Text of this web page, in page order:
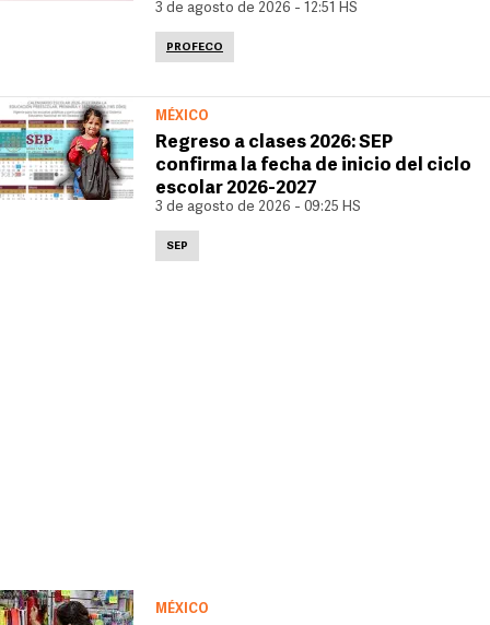
3 de agosto de 2026 - 12:51 HS
PROFECO
MÉXICO
Regreso a clases 2026: SEP
confirma la fecha de inicio del ciclo
escolar 2026-2027
3 de agosto de 2026 - 09:25 HS
SEP
MÉXICO